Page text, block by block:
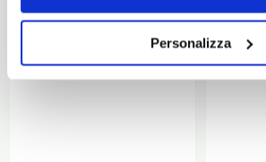
Personalizza
POTREBBE